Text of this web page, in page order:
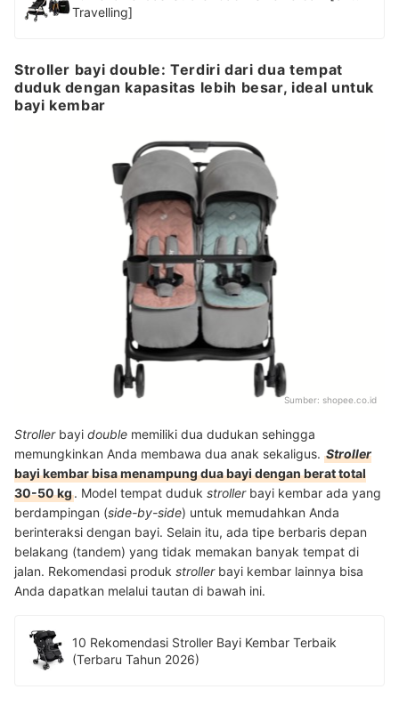
Travelling]
Stroller bayi double: Terdiri dari dua tempat
duduk dengan kapasitas lebih besar, ideal untuk
bayi kembar
Sumber: shopee.co.id
Strollerbayi double memiliki dua dudukan sehingga
memungkinkan Anda membawa dua anak sekaligus. Stroller
bayi kembar bisa menampung dua bayi dengan berat total
30-50 kg. Model tempat duduk strollerbayi kembar ada yang
berdampingan (side-by-side) untuk memudahkan Anda
berinteraksi dengan bayi. Selain itu, ada tipe berbaris depan
belakang (tandem) yang tidak memakan banyak tempat di
jalan. Rekomendasi produk strollerbayi kembar lainnya bisa
Anda dapatkan melalui tautan di bawah ini.
10 Rekomendasi Stroller Bayi Kembar Terbaik
(Terbaru Tahun 2026)